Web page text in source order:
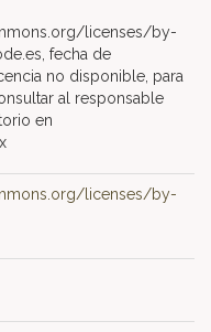
licenses/by-
fecha de
no disponible, para
al responsable
en
licenses/by-